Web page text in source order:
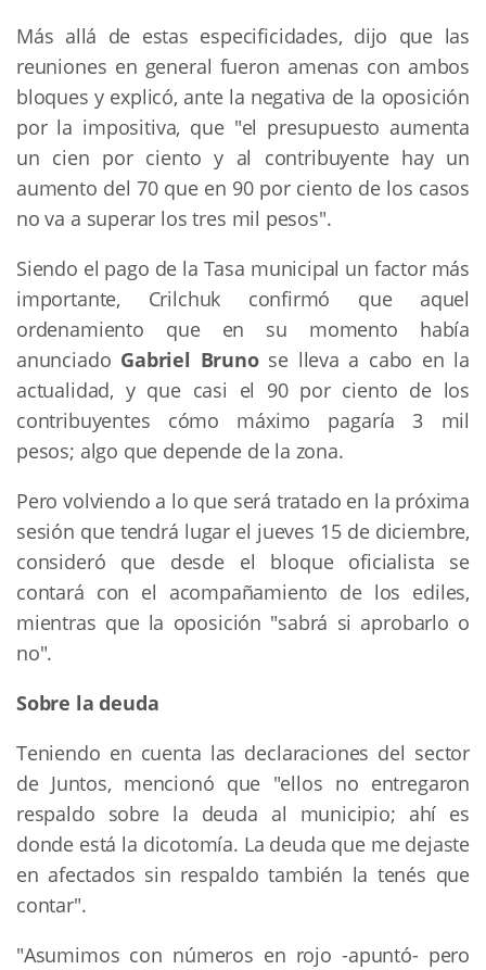
Más allá de estas especificidades, dijo que las
reuniones en general fueron amenas con ambos
bloques y explicó, ante la negativa de la oposición
por la impositiva, que "el presupuesto aumenta
un cien por ciento y al contribuyente hay un
aumento del 70 que en 90 por ciento de los casos
no va a superar los tres mil pesos".
Siendo el pago de la Tasa municipal un factor más
importante, Crilchuk confirmó que aquel
ordenamiento que en su momento había
anunciado Gabriel Brunose lleva a cabo en la
actualidad, y que casi el 90 por ciento de los
contribuyentes cómo máximo pagaría 3 mil
pesos; algo que depende de la zona.
Pero volviendo a lo que será tratado en la próxima
sesión que tendrá lugar el jueves 15 de diciembre,
consideró que desde el bloque oficialista se
contará con el acompañamiento de los ediles,
mientras que la oposición "sabrá si aprobarlo o
no".
Sobre la deuda
Teniendo en cuenta las declaraciones del sector
de Juntos, mencionó que "ellos no entregaron
respaldo sobre la deuda al municipio; ahí es
donde está la dicotomía. La deuda que me dejaste
en afectados sin respaldo también la tenés que
contar".
"Asumimos con números en rojo -apuntó- pero